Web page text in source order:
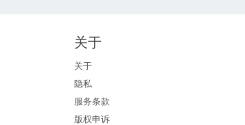
关于
关于
隐私
服务条款
版权申诉